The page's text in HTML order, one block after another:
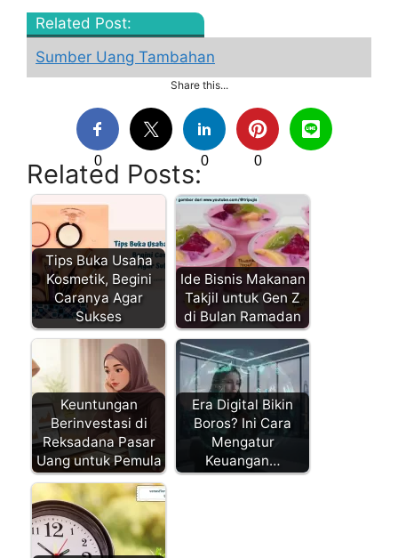
Related Post:
Sumber Uang Tambahan
Share this...
0 0 0
Related Posts:
Tips Buka Usaha
Kosmetik, Begini
Caranya Agar
Sukses
Ide Bisnis Makanan
Takjil untuk Gen Z
di Bulan Ramadan
Keuntungan
Berinvestasi di
Reksadana Pasar
Uang untuk Pemula
Era Digital Bikin
Boros? Ini Cara
Mengatur
Keuangan…